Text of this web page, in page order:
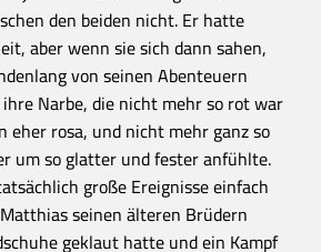
den beiden nicht. Er hatte
aber wenn sie sich dann sahen,
von seinen Abenteuern
Narbe, die nicht mehr so rot war
eher rosa, und nicht mehr ganz so
um so glatter und fester anfühlte.
große Ereignisse einfach
seinen älteren Brüdern
geklaut hatte und ein Kampf